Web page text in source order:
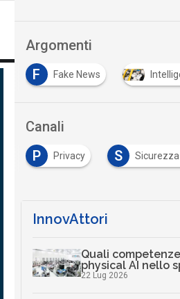
Argomenti
Fake News
Canali
P
Privacy S
InnovAttori
Quali
physical AI nello
22 Lug 2026